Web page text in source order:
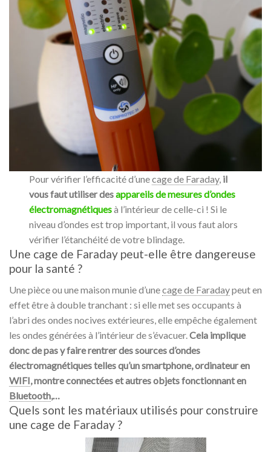
Pour vérifier l’efficacité d’unecage de Faraday, il
vous faut utiliser desappareils de mesures d’ondes
électromagnétiquesà l’intérieur de celle-ci ! Si le
niveau d’ondes est trop important, il vous faut alors
vérifier l’étanchéité de votre blindage.
Une cage de Faraday peut-elle être dangereuse
pour la santé ?
Une pièce ou une maison munie d’unecage de Faradaypeut en
effet être à double tranchant : si elle met ses occupants à
l’abri des ondes nocives extérieures, elle empêche également
les ondes générées à l’intérieur de s’évacuer. Cela implique
donc de pas y faire rentrer des sources d’ondes
électromagnétiques telles qu’un smartphone, ordinateur en
WIFI, montre connectées et autres objets fonctionnant en
Bluetooth,…
Quels sont les matériaux utilisés pour construire
une cage de Faraday ?